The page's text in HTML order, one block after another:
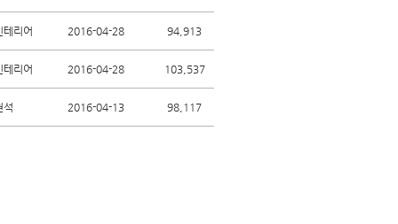
테리어 2016-04-28 94,913
테리어 2016-04-28 103,537
석 2016-04-13 98,117